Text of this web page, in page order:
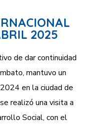
2025
de dar continuidad
mantuvo un
en la ciudad de
realizó una visita a
Social, con el